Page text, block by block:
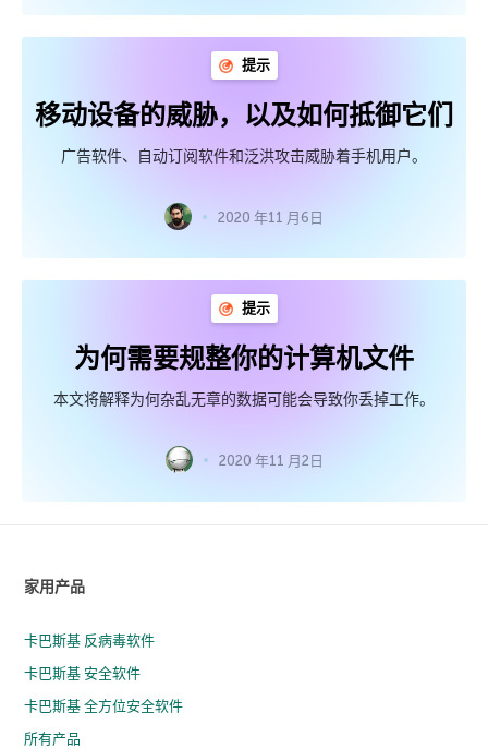
提示
移动设备的威胁，以及如何抵御它们
广告软件、自动订阅软件和泛洪攻击威胁着手机用户。
2020 年11 月6日
提示
为何需要规整你的计算机文件
本文将解释为何杂乱无章的数据可能会导致你丢掉工作。
2020 年11 月2日
家用产品
卡巴斯基 反病毒软件
卡巴斯基 安全软件
卡巴斯基 全方位安全软件
所有产品